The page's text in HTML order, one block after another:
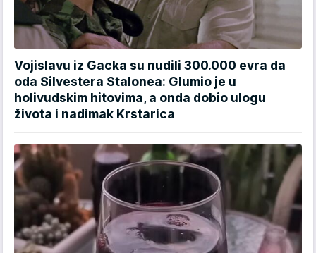
Vojislavu iz Gacka su nudili 300.000 evra da
oda Silvestera Stalonea: Glumio je u
holivudskim hitovima, a onda dobio ulogu
života i nadimak Krstarica